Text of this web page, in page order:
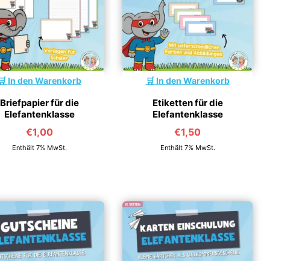
In den Warenkorb
Briefpapier für die
Elefantenklasse
€1,00
Enthält 7% MwSt.
In den Warenkorb
Etiketten für die
Elefantenklasse
€1,50
Enthält 7% MwSt.